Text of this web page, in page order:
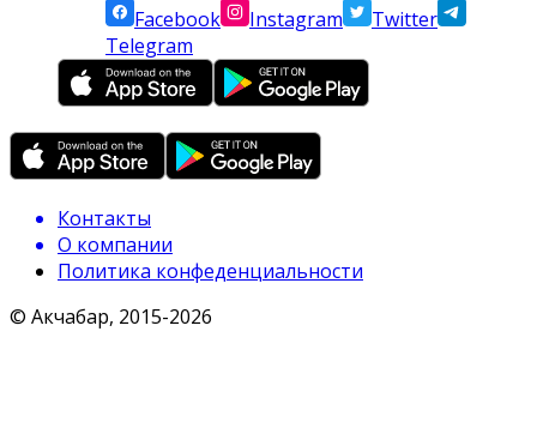
Facebook
Instagram
Twitter
Telegram
Контакты
О компании
Политика конфеденциальности
© Акчабар, 2015-2026